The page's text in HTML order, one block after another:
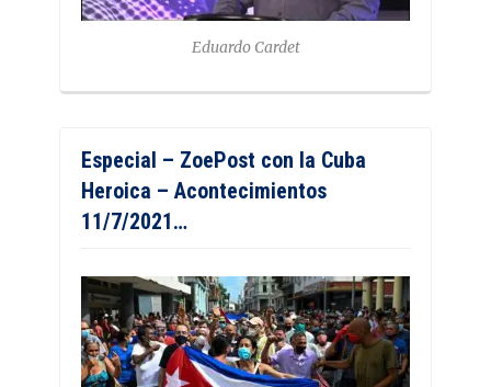
Eduardo Cardet
Especial – ZoePost con la Cuba
Heroica – Acontecimientos
11/7/2021…